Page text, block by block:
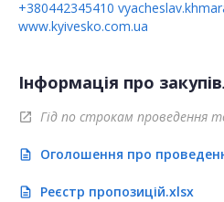
+380442345410
www.kyivesko.com.ua
Інформація про
open_in_new Гід по строкам проведення
description Оголошення про
description Реєстр пропозицій.xlsx